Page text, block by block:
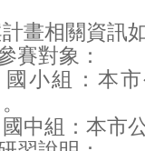
畫相關資訊
賽對象：
國小組：本
國中組：本市